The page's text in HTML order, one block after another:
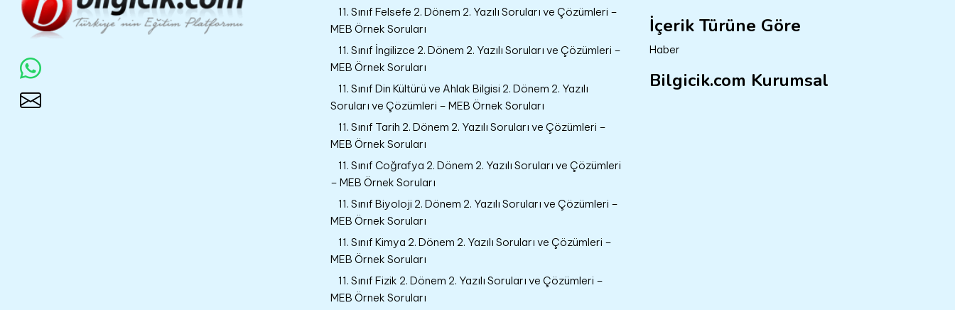
11. Sınıf Felsefe 2. Dönem 2. Yazılı Soruları ve Çözümleri –
MEB Örnek Soruları
11. Sınıf İngilizce 2. Dönem 2. Yazılı Soruları ve Çözümleri –
MEB Örnek Soruları
11. Sınıf Din Kültürü ve Ahlak Bilgisi 2. Dönem 2. Yazılı
Soruları ve Çözümleri – MEB Örnek Soruları
11. Sınıf Tarih 2. Dönem 2. Yazılı Soruları ve Çözümleri –
MEB Örnek Soruları
11. Sınıf Coğrafya 2. Dönem 2. Yazılı Soruları ve Çözümleri
– MEB Örnek Soruları
11. Sınıf Biyoloji 2. Dönem 2. Yazılı Soruları ve Çözümleri –
MEB Örnek Soruları
11. Sınıf Kimya 2. Dönem 2. Yazılı Soruları ve Çözümleri –
MEB Örnek Soruları
11. Sınıf Fizik 2. Dönem 2. Yazılı Soruları ve Çözümleri –
MEB Örnek Soruları
İçerik Türüne Göre
Haber
Bilgicik.com Kurumsal